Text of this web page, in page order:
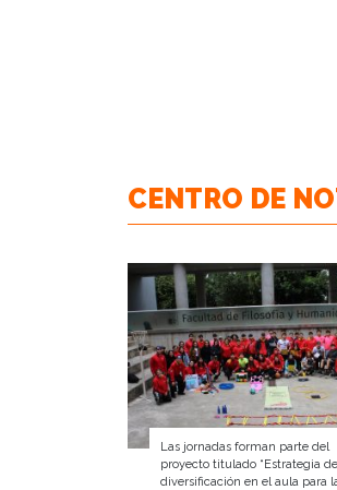
CENTRO DE
Las jornadas forman parte del
proyecto titulado “Estrategia de
diversificación en el aula para